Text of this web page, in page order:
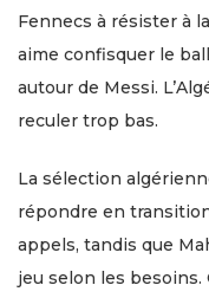
Fennecs à résister à
aime confisquer le
autour de Messi.
reculer trop bas.
La sélection
répondre en
appels, tandis que
jeu selon les